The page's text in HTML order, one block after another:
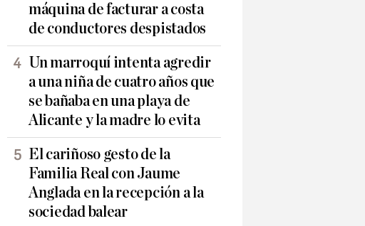
máquina de facturar a costa
de conductores despistados
Un marroquí intenta agredir
a una niña de cuatro años que
se bañaba en una playa de
Alicante y la madre lo evita
El cariñoso gesto de la
Familia Real con Jaume
Anglada en la recepción a la
sociedad balear